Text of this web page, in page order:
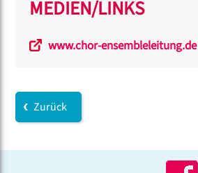
MEDIEN/LINKS
www.chor-ensembleleitung.de
Zurück